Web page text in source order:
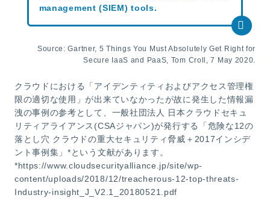
management (SIEM) tools.
Source: Gartner, 5 Things You Must Absolutely Get Right for
Secure IaaS and PaaS, Tom Croll, 7 May 2020.
クラウドにおける「アイデンティティおよびアクセス管理権
限の適切な使用」が出来ていなかったが故に発生した情報漏
洩の事例の参考として、一般社団法人 日本クラウドセキュ
リティアライアンス(CSAジャパン)が発行する「危険な12の
落とし穴 クラウドの重大セキュリティ脅威＋2017インシデ
ント事例集」*という文献があります。
*https://www.cloudsecurityalliance.jp/site/wp-
content/uploads/2018/12/treacherous-12-top-threats-
Industry-insight_J_V2.1_20180521.pdf